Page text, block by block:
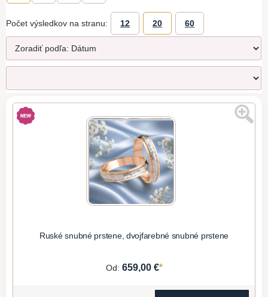
Počet výsledkov na stranu: 12 20 60
Ruské snubné prstene, dvojfarebné snubné prstene
Od: 659,00 €*